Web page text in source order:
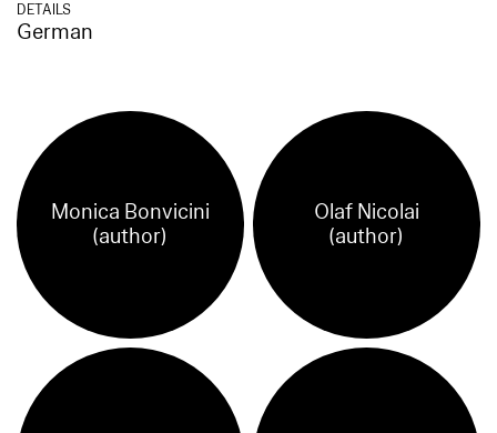
DETAILS
German
Monica Bonvicini
(author)
Olaf Nicolai
(author)